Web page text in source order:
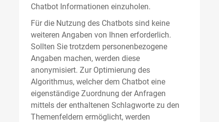
Chatbot Informationen einzuholen.
Für die Nutzung des Chatbots sind keine
weiteren Angaben von Ihnen erforderlich.
Sollten Sie trotzdem personenbezogene
Angaben machen, werden diese
anonymisiert. Zur Optimierung des
Algorithmus, welcher dem Chatbot eine
eigenständige Zuordnung der Anfragen
mittels der enthaltenen Schlagworte zu den
Themenfeldern ermöglicht, werden